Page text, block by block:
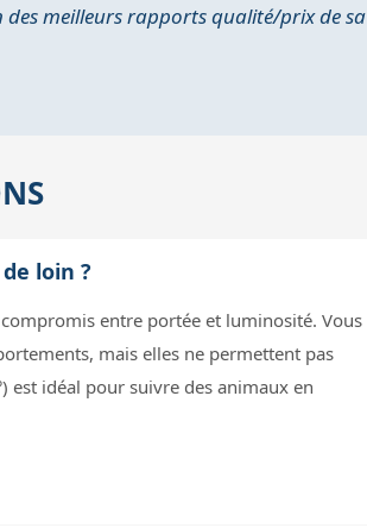
des meilleurs rapports qualité/prix de sa
loin ?
entre portée et luminosité. Vous
mais elles ne permettent pas
est idéal pour suivre des animaux en